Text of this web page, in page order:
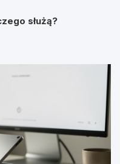
służą?